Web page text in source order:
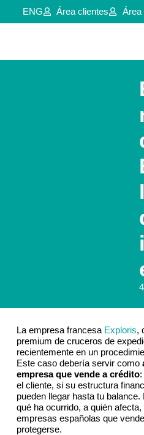
ENG Área clientes Área
La empresa francesa Exploris,
premium de cruceros de
recientemente en un
Este caso debería servir como
empresa que vende a crédito:
el cliente, si su estructura
pueden llegar hasta tu
qué ha ocurrido, a quién
empresas españolas que
protegerse.